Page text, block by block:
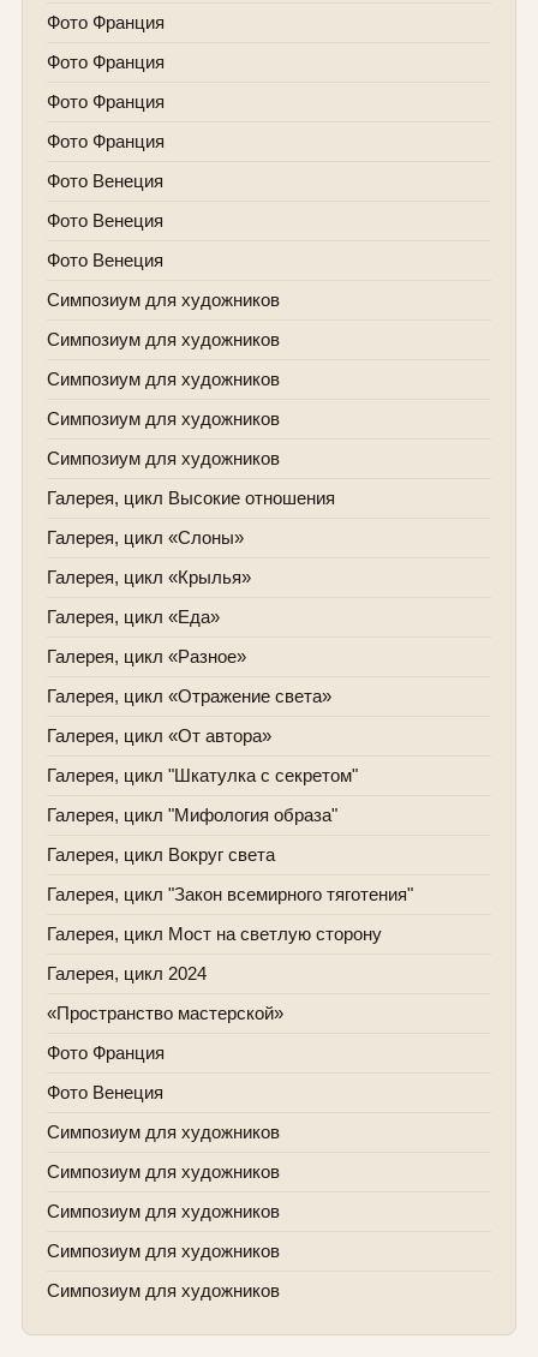
Фото Франция
Фото Франция
Фото Франция
Фото Франция
Фото Венеция
Фото Венеция
Фото Венеция
Симпозиум для художников
Симпозиум для художников
Симпозиум для художников
Симпозиум для художников
Симпозиум для художников
Галерея, цикл Высокие отношения
Галерея, цикл «Слоны»
Галерея, цикл «Крылья»
Галерея, цикл «Еда»
Галерея, цикл «Разное»
Галерея, цикл «Отражение света»
Галерея, цикл «От автора»
Галерея, цикл "Шкатулка с секретом"
Галерея, цикл "Мифология образа"
Галерея, цикл Вокруг света
Галерея, цикл "Закон всемирного тяготения"
Галерея, цикл Мост на светлую сторону
Галерея, цикл 2024
«Пространство мастерской»
Фото Франция
Фото Венеция
Симпозиум для художников
Симпозиум для художников
Симпозиум для художников
Симпозиум для художников
Симпозиум для художников